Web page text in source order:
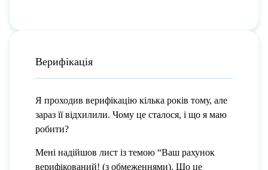
Верифікація
Я проходив верифікацію кілька років тому, але
зараз її відхилили. Чому це сталося, і що я маю
робити?
Мені надійшов лист із темою “Ваш рахунок
верифікований! (з обмеженнями). Що це